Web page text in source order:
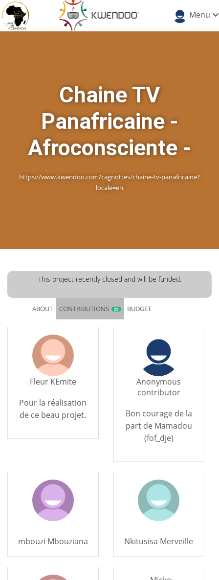
Menu
Chaine TV
Panafricaine -
Afroconsciente -
https://www.kwendoo.com/cagnottes/chaine-tv-panafricaine?
locale=en
This project recently closed and will be funded.
ABOUT CONTRIBUTIONS 29 BUDGET
Fleur KEmite
Pour la réalisation
de ce beau projet.
Anonymous
contributor
Bon courage de la
part de Mamadou
(fof_dje)
mbouzi Mbouziana Nkitusisa Merveille